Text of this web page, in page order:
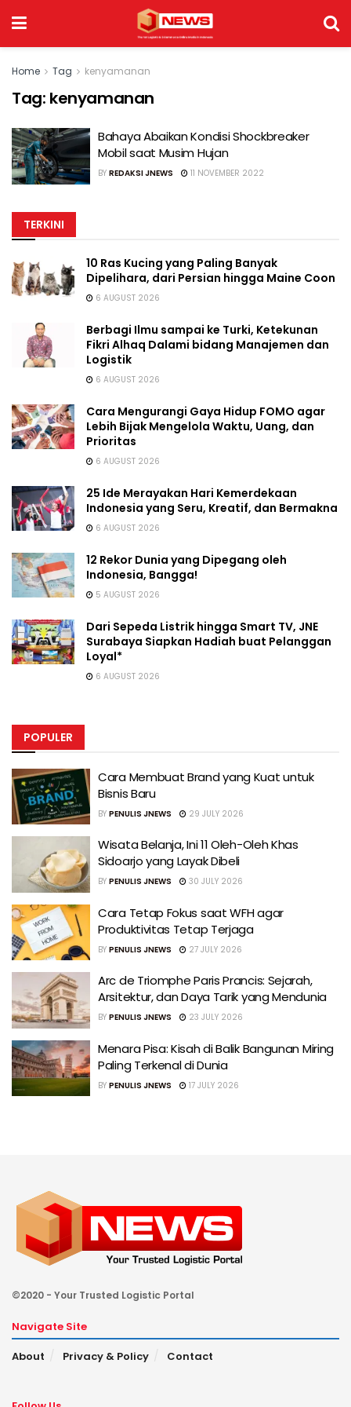
Home Tag kenyamanan
Tag: kenyamanan
Bahaya Abaikan Kondisi Shockbreaker
Mobil saat Musim Hujan
BY REDAKSI JNEWS 11 NOVEMBER 2022
TERKINI
10 Ras Kucing yang Paling Banyak
Dipelihara, dari Persian hingga Maine Coon
6 AUGUST 2026
Berbagi Ilmu sampai ke Turki, Ketekunan
Fikri Alhaq Dalami bidang Manajemen dan
Logistik
6 AUGUST 2026
Cara Mengurangi Gaya Hidup FOMO agar
Lebih Bijak Mengelola Waktu, Uang, dan
Prioritas
6 AUGUST 2026
25 Ide Merayakan Hari Kemerdekaan
Indonesia yang Seru, Kreatif, dan Bermakna
6 AUGUST 2026
12 Rekor Dunia yang Dipegang oleh
Indonesia, Bangga!
5 AUGUST 2026
Dari Sepeda Listrik hingga Smart TV, JNE
Surabaya Siapkan Hadiah buat Pelanggan
Loyal*
6 AUGUST 2026
POPULER
Cara Membuat Brand yang Kuat untuk
Bisnis Baru
BY PENULIS JNEWS 29 JULY 2026
Wisata Belanja, Ini 11 Oleh-Oleh Khas
Sidoarjo yang Layak Dibeli
BY PENULIS JNEWS 30 JULY 2026
Cara Tetap Fokus saat WFH agar
Produktivitas Tetap Terjaga
BY PENULIS JNEWS 27 JULY 2026
Arc de Triomphe Paris Prancis: Sejarah,
Arsitektur, dan Daya Tarik yang Mendunia
BY PENULIS JNEWS 23 JULY 2026
Menara Pisa: Kisah di Balik Bangunan Miring
Paling Terkenal di Dunia
BY PENULIS JNEWS 17 JULY 2026
©2020 - Your Trusted Logistic Portal
Navigate Site
About
Privacy & Policy Contact